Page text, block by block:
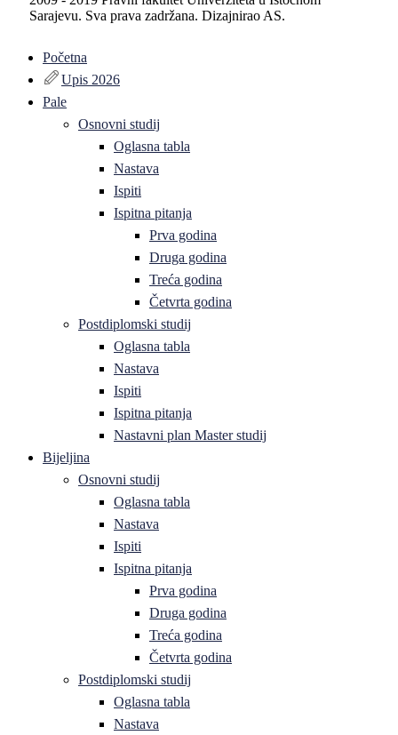
Sarajevu. Sva prava zadržana. Dizajnirao AS.
Početna
Upis 2026
Pale
Osnovni studij
Oglasna tabla
Nastava
Ispiti
Ispitna pitanja
Prva godina
Druga godina
Treća godina
Četvrta godina
Postdiplomski studij
Oglasna tabla
Nastava
Ispiti
Ispitna pitanja
Nastavni plan Master studij
Bijeljina
Osnovni studij
Oglasna tabla
Nastava
Ispiti
Ispitna pitanja
Prva godina
Druga godina
Treća godina
Četvrta godina
Postdiplomski studij
Oglasna tabla
Nastava